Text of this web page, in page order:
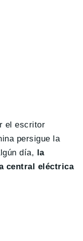
el escritor
persigue la
día, la
central eléctrica